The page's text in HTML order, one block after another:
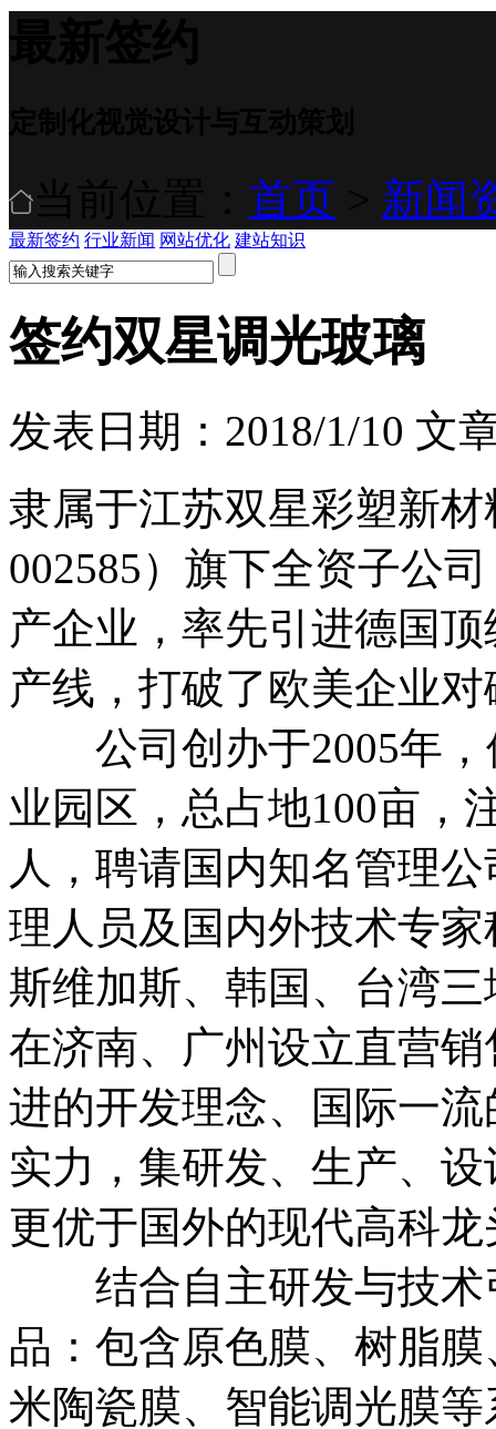
首页 新闻
最新签约 行业新闻 网站优化 建站知识
签约双星调光玻璃
发表日期：2018/1/10 文
隶属于江苏双星彩塑新
002585）旗下全资子公
产企业，率先引进德国
产线，打破了欧美企业
公司创办于2005年，
业园区，总占地100亩，
人，聘请国内知名管理
理人员及国内外技术专
斯维加斯、韩国、台湾
在济南、广州设立直营
进的开发理念、国际一
实力，集研发、生产、
更优于国外的现代高科
结合自主研发与技术
品：包含原色膜、树脂
米陶瓷膜、智能调光膜